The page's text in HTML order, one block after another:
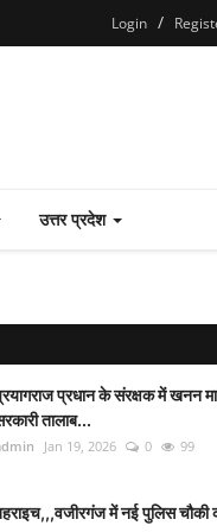
Login /
उत्तर प्रदेश
प्रधान के संरक्षक में खनन
तालाब...
Jan 19, 2026 0 99
में नई पुलिस चौकी